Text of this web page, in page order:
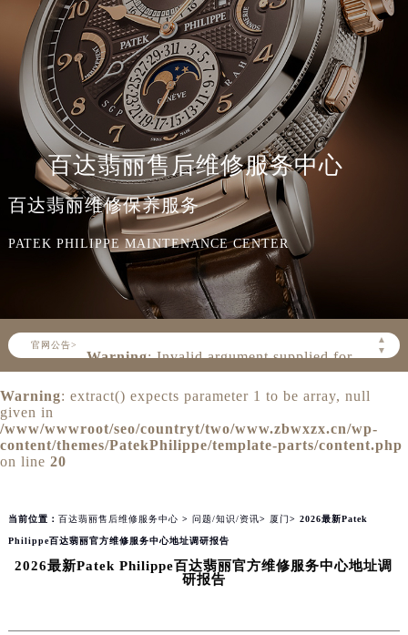
百达翡丽售后维修服务中心
百达翡丽维修保养服务
PATEK PHILIPPE MAINTENANCE CENTER
官网公告>
▲
▼
/www/wwwroot/seo/countryt/two/
content/themes/PatekPhilippe/header.php
on line160
Warning: extract() expects parameter 1 to be array, null
given in
/www/wwwroot/seo/countryt/two/www.zbwxzx.cn/wp-
content/themes/PatekPhilippe/template-parts/content.php
on line 20
当前位置： 百达翡丽售后维修服务中心 > 问题/知识/资讯> 厦门> 2026最新Patek
Philippe百达翡丽官方维修服务中心地址调研报告
2026最新Patek Philippe百达翡丽官方维修服务中心地址调
研报告